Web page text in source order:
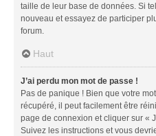
taille de leur base de données. Si
nouveau et essayez de participer
forum.
Haut
J’ai perdu mon mot de passe !
Pas de panique ! Bien que votre
récupéré, il peut facilement être
page de connexion et cliquer sur «
Suivez les instructions et vous